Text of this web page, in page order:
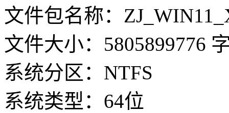
文件包名称：
文件大小：5805899776
系统分区：NTFS
系统类型：64位